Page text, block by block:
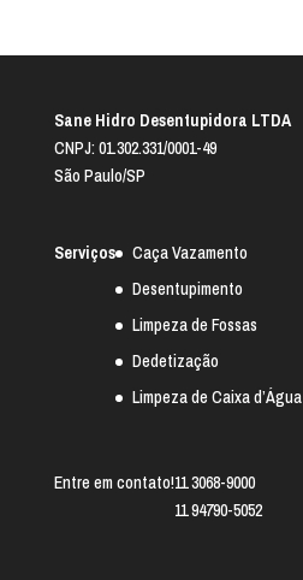
Sane Hidro Desentupidora LTDA
CNPJ: 01.302.331/0001-49
São Paulo/SP
Serviços
Caça Vazamento
Desentupimento
Limpeza de Fossas
Dedetização
Limpeza de Caixa d’Água
Entre em contato!11 3068-9000
11 94790-5052